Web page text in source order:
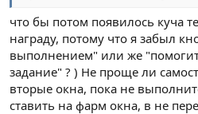
что бы потом появилось куча
награду, потому что я забыл
выполнением" или же
задание" ? ) Не проще ли
вторые окна, пока не
ставить на фарм окна, в не